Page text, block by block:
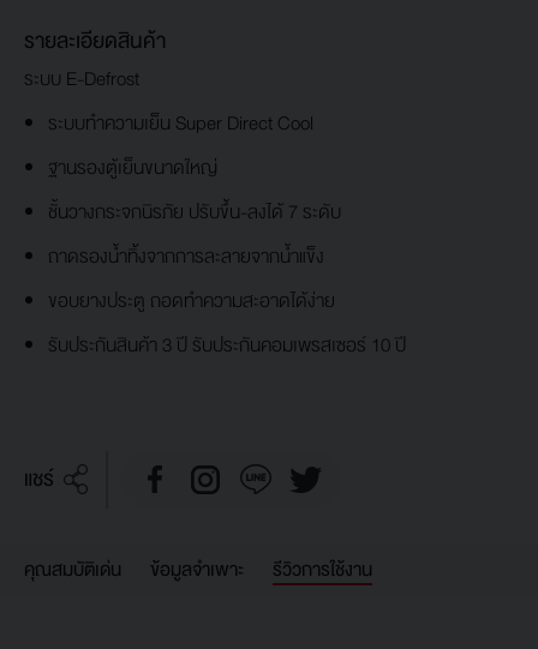
รายละเอียดสินค้า
ระบบ E-Defrost
ระบบทำความเย็น Super Direct Cool
ฐานรองตู้เย็นขนาดใหญ่
ชั้นวางกระจกนิรภัย ปรับขึ้น-ลงได้ 7 ระดับ
ถาดรองน้ำทิ้งจากการละลายจากน้ำแข็ง
ขอบยางประตู ถอดทำความสะอาดได้ง่าย
รับประกันสินค้า 3 ปี รับประกันคอมเพรสเซอร์ 10 ปี
แชร์
คุณสมบัติเด่น ข้อมูลจำเพาะ รีวิวการใช้งาน